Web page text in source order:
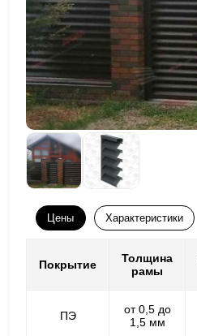
Цены Характеристики
Покрытие
Толщина
рамы
ПЭ
от 0,5 до
1,5 мм